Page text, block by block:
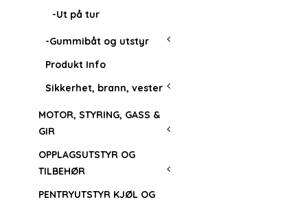
-Ut på tur
-Gummibåt og utstyr
Produkt Info
Sikkerhet, brann, vester
MOTOR, STYRING, GASS &
GIR
OPPLAGSUTSTYR OG
TILBEHØR
PENTRYUTSTYR KJØL OG